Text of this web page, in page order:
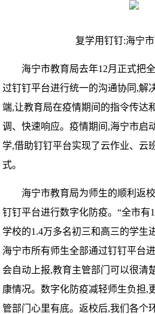
复学用钉钉:海宁
海宁市教育局去年12月正式把
过钉钉平台进行统一的沟通协同,解
端,让教育局在疫情期间的指令传达
调、快速响应。疫情期间,海宁市启
学,借助钉钉平台实现了云作业、云
式。
海宁市教育局为师生的顺利返
钉钉平台进行数字化防疫。“全市有
学校的1.4万多名初三和高三的学生
海宁市所有师生全部通过钉钉平台
会自动上报,教育主管部门可以很清
康情况。数字化防疫减轻师生负担,
管部门心里有底。返校后,我们各个